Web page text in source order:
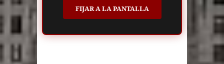
FIJAR A LA PANTALLA